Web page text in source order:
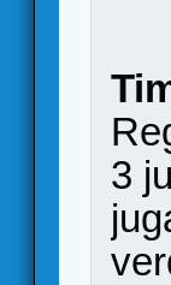
3